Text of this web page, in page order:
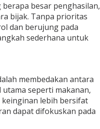
besar penghasilan,
bijak. Tanpa prioritas
dan berujung pada
sederhana untuk
membedakan antara
seperti makanan,
lebih bersifat
dapat difokuskan pada